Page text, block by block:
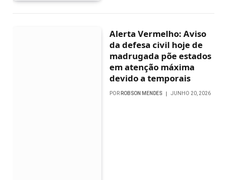
Alerta Vermelho: Aviso
da defesa civil hoje de
madrugada põe estados
em atenção máxima
devido a temporais
POR ROBSON MENDES JUNHO 20, 2026